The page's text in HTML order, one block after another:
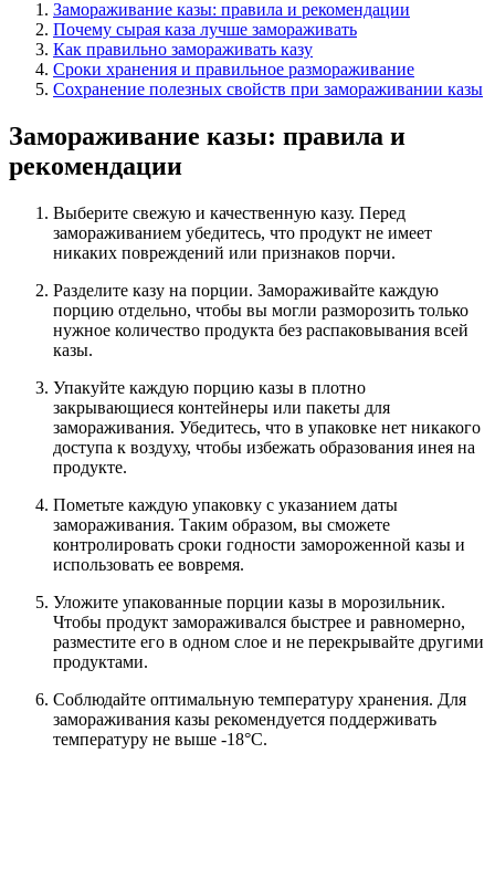
Замораживание казы: правила и рекомендации
Почему сырая каза лучше замораживать
Как правильно замораживать казу
Сроки хранения и правильное размораживание
Сохранение полезных свойств при замораживании казы
Замораживание казы: правила и
рекомендации
Выберите свежую и качественную казу. Перед
замораживанием убедитесь, что продукт не имеет
никаких повреждений или признаков порчи.
Разделите казу на порции. Замораживайте каждую
порцию отдельно, чтобы вы могли разморозить только
нужное количество продукта без распаковывания всей
казы.
Упакуйте каждую порцию казы в плотно
закрывающиеся контейнеры или пакеты для
замораживания. Убедитесь, что в упаковке нет никакого
доступа к воздуху, чтобы избежать образования инея на
продукте.
Пометьте каждую упаковку с указанием даты
замораживания. Таким образом, вы сможете
контролировать сроки годности замороженной казы и
использовать ее вовремя.
Уложите упакованные порции казы в морозильник.
Чтобы продукт замораживался быстрее и равномерно,
разместите его в одном слое и не перекрывайте другими
продуктами.
Соблюдайте оптимальную температуру хранения. Для
замораживания казы рекомендуется поддерживать
температуру не выше -18°C.